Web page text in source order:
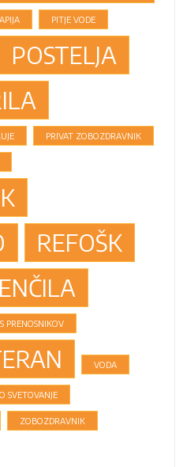
PITJE VODE
POSTELJA
PRIVAT ZOBOZDRAVNIK
REFOŠK
PRENOSNIKOV
VODA
SVETOVANJE
ZOBOZDRAVNIK